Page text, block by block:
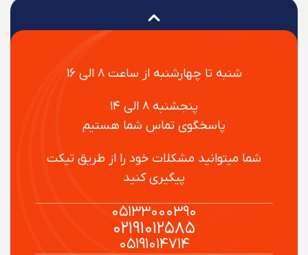
شنبه تا چهارشنبه از ساعت ۸ الی ۱۶
پنجشنبه ۸ الی ۱۴
پاسخگوی تماس شما هستیم
شما میتوانید مشکلات خود را از طریق تیکت
پیگیری کنید
۰۵۱۳۳۰۰۰۳۹۰
۰۲۱۹۱۰۱۲۵۸۵
۰۵۱۹۱۰۱۴۷۱۴